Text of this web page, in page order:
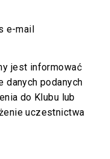
e-mail
jest informować
danych podanych
do Klubu lub
uczestnictwa